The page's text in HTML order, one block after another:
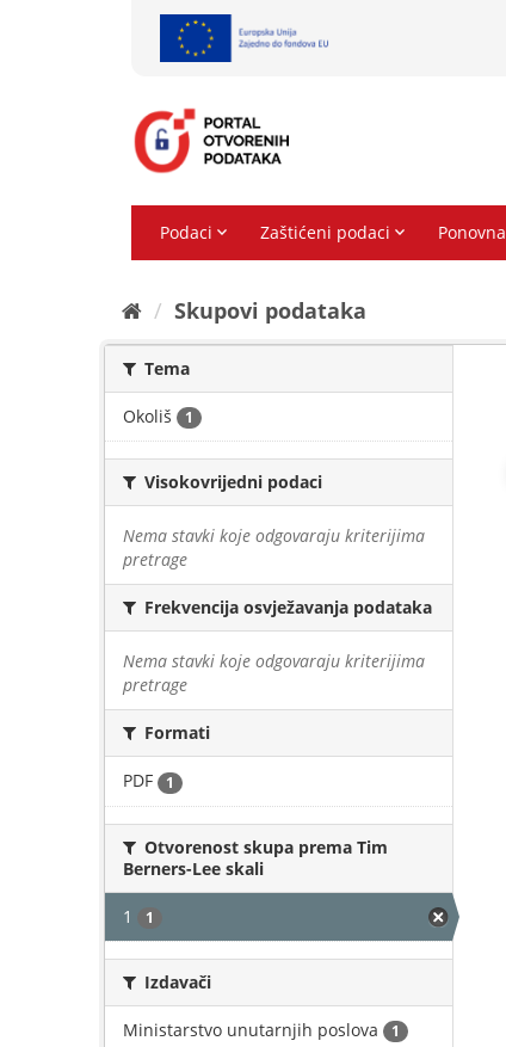
Skupovi podаtаkа
Tema
Okoliš 1
Visokovrijedni podaci
Nema stavki koje odgovaraju kriterijima
pretrage
Frekvencija osvježavanja podataka
Nema stavki koje odgovaraju kriterijima
pretrage
Formati
PDF 1
Otvorenost skupa prema Tim
Berners-Lee skali
1 1
Izdavači
Ministarstvo unutarnjih poslova 1